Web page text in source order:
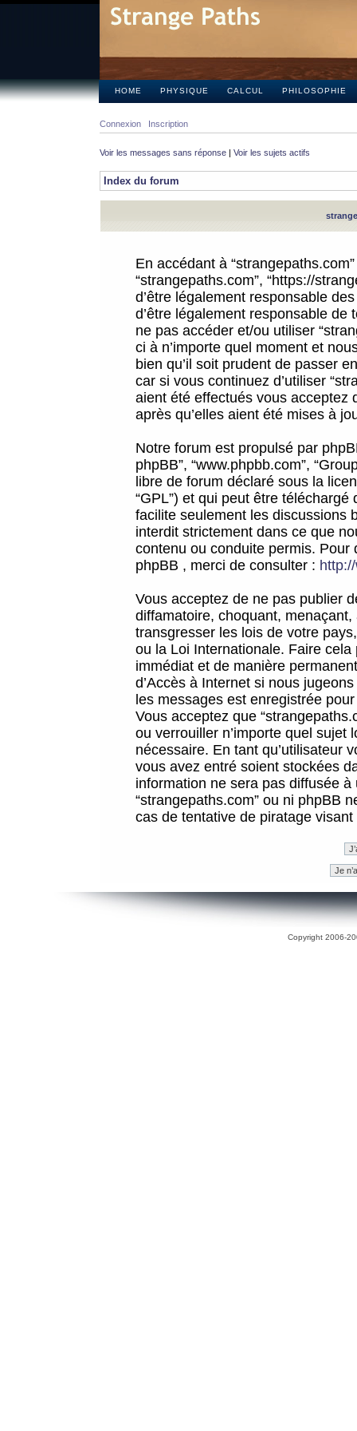
HOME PHYSIQUE CALCUL PHILOSOPHIE
Connexion Inscription
Voir les messages sans réponse | Voir les sujets actifs
Index du forum
En accédant à
“strangepaths.com”, “https://
d’être légalement responsable
d’être légalement responsable
ne pas accéder et/ou utiliser
ci à n’importe quel moment et
bien qu’il soit prudent de passer
car si vous continuez d’utiliser
aient été effectués vous acceptez
après qu’elles aient été mises à
Notre forum est propulsé par
phpBB”, “www.phpbb.com”,
libre de forum déclaré sous la
“GPL”) et qui peut être téléchargé
facilite seulement les discussions
interdit strictement dans ce que
contenu ou conduite permis.
phpBB , merci de consulter :
Vous acceptez de ne pas publier
diffamatoire, choquant,
transgresser les lois de votre
ou la Loi Internationale. Faire
immédiat et de manière
d’Accès à Internet si nous
les messages est enregistrée
Vous acceptez que
ou verrouiller n’importe quel sujet
nécessaire. En tant qu’utilisateur
vous avez entré soient stockées
information ne sera pas diffusée
“strangepaths.com” ou ni phpBB
cas de tentative de piratage
Copyright 2006-